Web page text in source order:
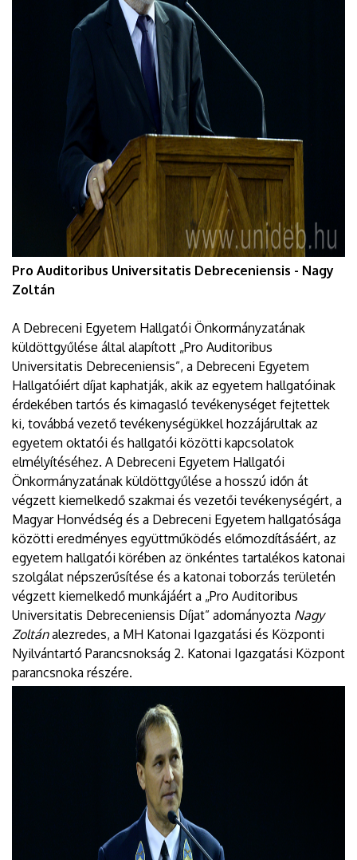
Pro Auditoribus Universitatis Debreceniensis - Nagy
Zoltán
A Debreceni Egyetem Hallgatói Önkormányzatának
küldöttgyűlése által alapított „Pro Auditoribus
Universitatis Debreceniensis”, a Debreceni Egyetem
Hallgatóiért díjat kaphatják, akik az egyetem hallgatóinak
érdekében tartós és kimagasló tevékenységet fejtettek
ki, továbbá vezető tevékenységükkel hozzájárultak az
egyetem oktatói és hallgatói közötti kapcsolatok
elmélyítéséhez. A Debreceni Egyetem Hallgatói
Önkormányzatának küldöttgyűlése a hosszú időn át
végzett kiemelkedő szakmai és vezetői tevékenységért, a
Magyar Honvédség és a Debreceni Egyetem hallgatósága
közötti eredményes együttműködés előmozdításáért, az
egyetem hallgatói körében az önkéntes tartalékos katonai
szolgálat népszerűsítése és a katonai toborzás területén
végzett kiemelkedő munkájáért a „Pro Auditoribus
Universitatis Debreceniensis Díjat” adományozta Nagy
Zoltánalezredes, a MH Katonai Igazgatási és Központi
Nyilvántartó Parancsnokság 2. Katonai Igazgatási Központ
parancsnoka részére.